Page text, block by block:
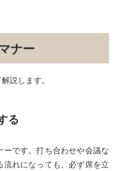
ナー
説します。
る
です。打ち合わせや会議な
れになっても、必ず席を立